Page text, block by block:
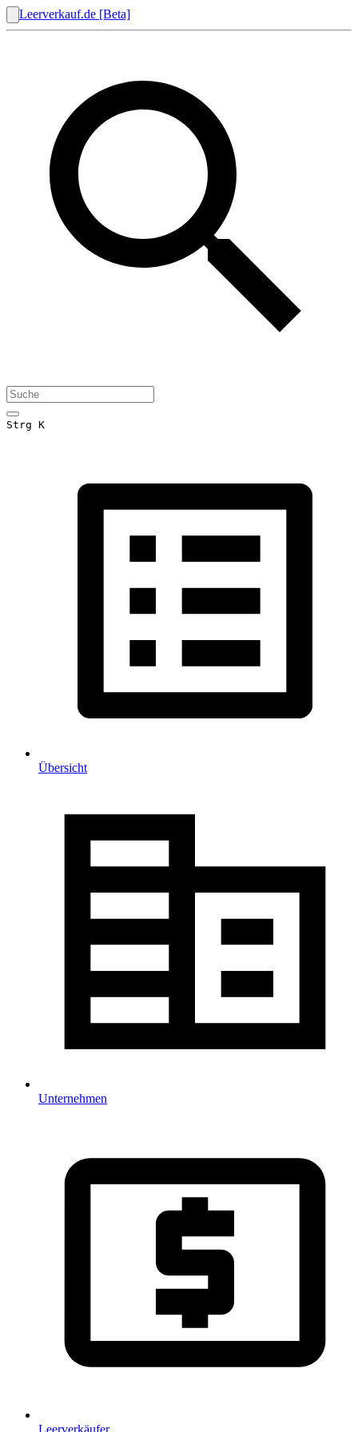
Leerverkauf.de [Beta]
Strg K
Übersicht
Unternehmen
Leerverkäufer